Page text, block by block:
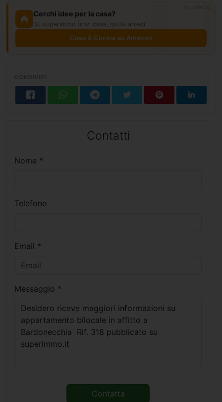
Cerchi idee per la casa?
Su superimmo trovi casa, qui la arredi.
Casa & Cucina su Amazon
Contatti
Nome *
Telefono
Email *
Messaggio *
Contatta